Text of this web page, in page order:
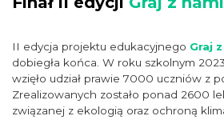
II edycja projektu edukacyjnego Graj
dobiegła końca. W roku szkolnym
wzięło udział prawie 7000 uczniów z
Zrealizowanych zostało ponad 2600
związanej z ekologią oraz ochroną